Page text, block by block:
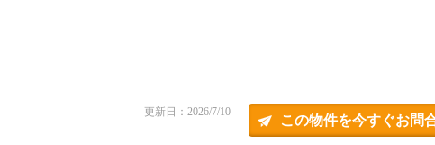
更新日：2026/7/10
この物件を今すぐお問